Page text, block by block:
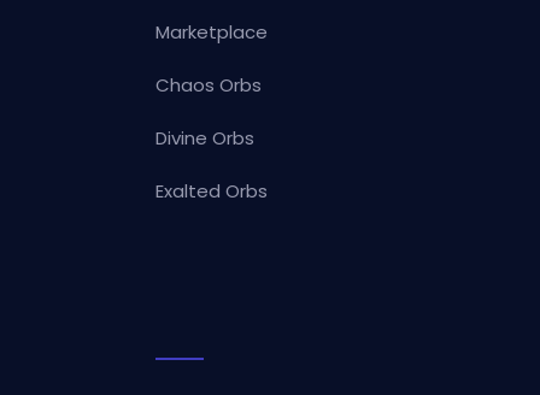
Marketplace
Chaos Orbs
Divine Orbs
Exalted Orbs